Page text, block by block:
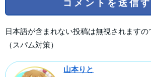
日本語が含まれない投稿は無視されますの
（スパム対策）
山本りと